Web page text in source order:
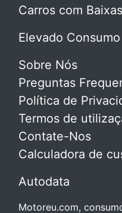
Carros com
Elevado Consumo
Sobre Nós
Preguntas
Política de
Termos de
Contate-Nos
Calculadora de
Autodata
Motoreu.com,